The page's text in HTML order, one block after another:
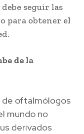
seguir las
para obtener el
de la
de oftalmólogos
mundo no
derivados